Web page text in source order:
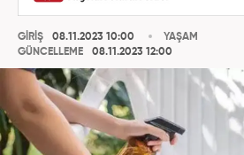
GİRİŞ
08.11.2023 10:00
GÜNCELLEME
08.11.2023 12:00
YAŞAM